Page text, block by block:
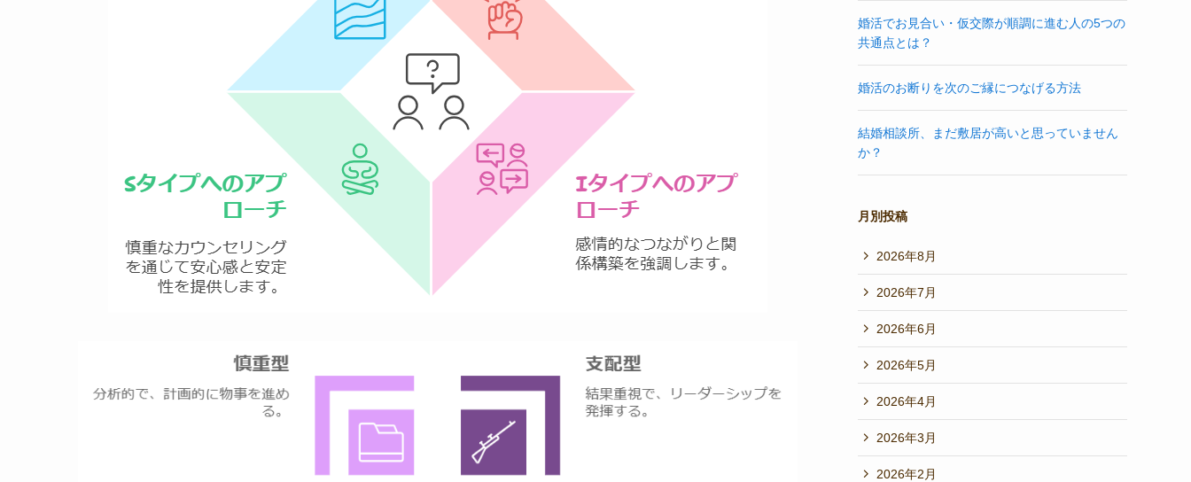
婚活でお見合い・仮交際が順調に進む人の5つの
共通点とは？
婚活のお断りを次のご縁につなげる方法
結婚相談所、まだ敷居が高いと思っていません
か？
月別投稿
2026年8月
2026年7月
2026年6月
2026年5月
2026年4月
2026年3月
2026年2月